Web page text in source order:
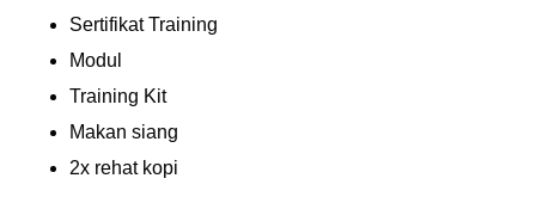
Sertifikat Training
Modul
Training Kit
Makan siang
2x rehat kopi